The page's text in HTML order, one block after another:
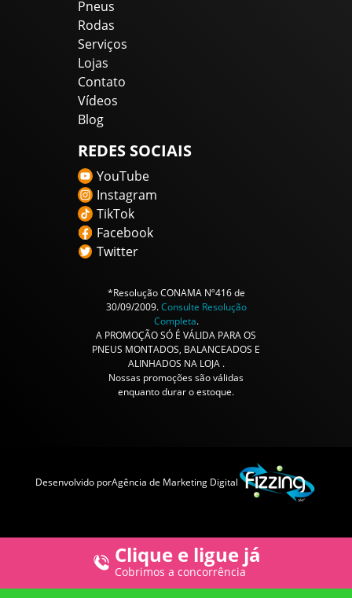
Clique e ligue já
Cobrimos a concorrência
Pneus
Rodas
Serviços
Lojas
Contato
Vídeos
Blog
REDES SOCIAIS
YouTube
Instagram
TikTok
Facebook
Twitter
*Resolução CONAMA Nº416 de
30/09/2009.Consulte Resolução
Completa.
A PROMOÇÃO SÓ É VÁLIDA PARA OS
PNEUS MONTADOS, BALANCEADOS E
ALINHADOS NA LOJA .
Nossas promoções são válidas
enquanto durar o estoque.
Desenvolvido porAgência de Marketing Digital